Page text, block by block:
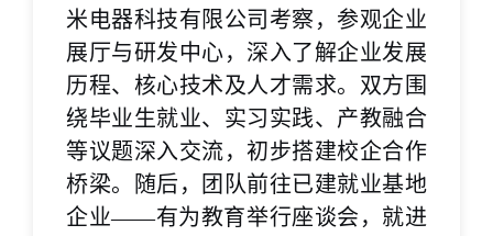
米电器科技有限公司考察，参观企业
展厅与研发中心，深入了解企业发展
历程、核心技术及人才需求。双方围
绕毕业生就业、实习实践、产教融合
等议题深入交流，初步搭建校企合作
桥梁。随后，团队前往已建就业基地
企业——有为教育举行座谈会，就进